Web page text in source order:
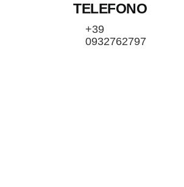
TELEFONO
+39
0932762797